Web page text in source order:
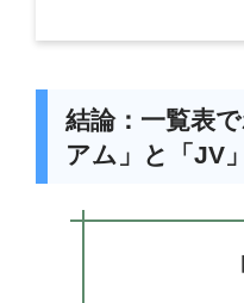
結論：一覧表
アム」と「JV